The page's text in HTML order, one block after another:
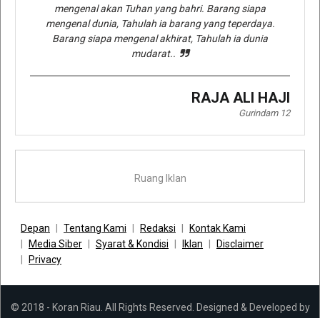
mengenal akan Tuhan yang bahri. Barang siapa
mengenal dunia, Tahulah ia barang yang teperdaya.
Barang siapa mengenal akhirat, Tahulah ia dunia
mudarat..
RAJA ALI HAJI
Gurindam 12
Ruang Iklan
Depan Tentang Kami Redaksi
Kontak Kami
Media Siber
Syarat & Kondisi Iklan
Disclaimer
Privacy
© 2018 - Koran Riau. All Rights Reserved. Designed & Developed by